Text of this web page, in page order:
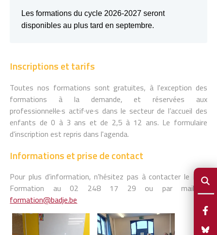
Les formations du cycle 2026-2027 seront
disponibles au plus tard en septembre.
Inscriptions et tarifs
Toutes nos formations sont gratuites, à l'exception des
formations à la demande, et réservées aux
professionnel·le·s actif·ve·s dans le secteur de l’accueil des
enfants de 0 à 3 ans et de 2,5 à 12 ans. Le formulaire
d'inscription est repris dans l'agenda.
Informations et prise de contact
Pour plus d’information, n'hésitez pas à contacter le Pôle
Formation au 02 248 17 29 ou par mail à
formation@badje.be